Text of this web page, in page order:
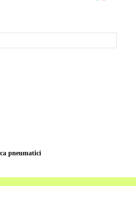
pneumatici